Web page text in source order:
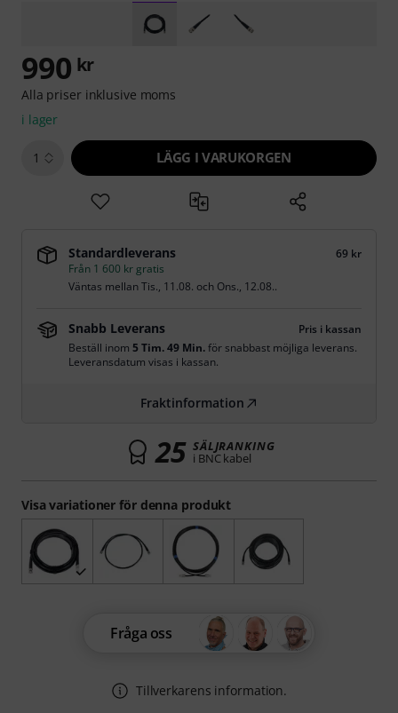
Visa variationer för denna produkt
990 kr
Alla priser inklusive moms
i lager
1 LÄGG I VARUKORGEN
Standardleverans
69 kr
Från 1 600 kr gratis
Väntas mellanTis., 11.08. och Ons., 12.08..
Snabb Leverans
Pris i kassan
Beställ inom 5 Tim. 49 Min.för snabbast möjliga leverans.
Leveransdatum visas i kassan.
Fraktinformation
25 SÄLJRANKING
i BNC kabel
Fråga oss
Tillverkarens information.